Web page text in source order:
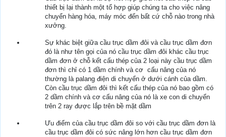
thiết bị lại thành một tổ hợp giúp chúng ta cho việc nâng
chuyển hàng hóa, máy móc đến bất cứ chỗ nào trong nhà
xưởng.
Sự khác biệt giữa cầu trục dầm đôi và cầu trục dầm đơn
đó là như tên gọi của nó cầu trục dầm đôi khác cầu trục
dầm đơn ở chỗ kết cấu thép của 2 loại này cầu trục dầm
đơn thì chỉ có 1 dầm chính và cơ cấu nâng của nó
thường là palang điện di chuyển ở dưới cánh của dầm.
Còn cầu trục dầm đôi thì kết cấu thép của nó bao gồm có
2 dầm chính và cơ cấu nâng của nó là xe con di chuyển
trên 2 ray được lắp trên bề mặt dầm
Ưu điểm của cầu trục dầm đôi so với cầu trục dầm đơn là
cầu trục dầm đôi có sức nâng lớn hơn cầu trục dầm đơn